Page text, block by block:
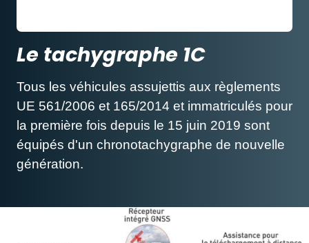
Le tachygraphe 1C
Tous les véhicules assujettis aux règlements
UE 561/2006 et 165/2014 et immatriculés pour
la première fois depuis le 15 juin 2019 sont
équipés d'un chronotachygraphe de nouvelle
génération.